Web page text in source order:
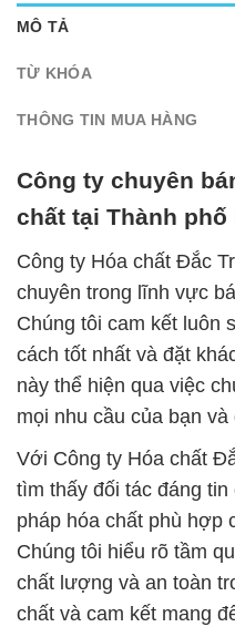
MÔ TẢ
TỪ KHÓA
THÔNG TIN MUA HÀNG
Công ty chuyên
chất tại Thành phố
Công ty Hóa chất Đắc
chuyên trong lĩnh vực
Chúng tôi cam kết luôn
cách tốt nhất và đặt
này thể hiện qua việc
mọi nhu cầu của bạn
Với Công ty Hóa chất
tìm thấy đối tác đáng
pháp hóa chất phù hợp
Chúng tôi hiểu rõ tầm
chất lượng và an toàn
chất và cam kết mang